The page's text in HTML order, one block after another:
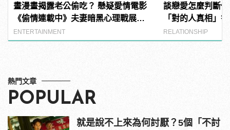
畫漫畫揭露老公偷吃？ 懸疑愛情電影
《偷情連載中》夫妻暗黑心理戰展
開！
ENTERTAINMENT
談戀愛怎麼判斷
「對的人真相」
不一樣！
RELATIONSHIP
熱門文章
POPULAR
就是說不上來為何討厭？5個「不討